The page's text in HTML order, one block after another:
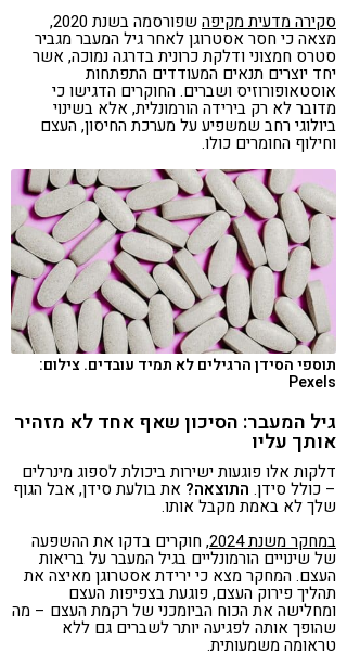
סקירה מדעית מקיפה
שפורסמה בשנת 2020,
מצאה כי חסר אסטרוגן לאחר גיל המעבר מגביר
סטרס חמצוני ודלקת כרונית בדרגה נמוכה, אשר
יחד יוצרים תנאים המעודדים התפתחות
אוסטאופורוזיס ושברים. החוקרים הדגישו כי
מדובר לא רק בירידה הורמונלית, אלא בשינוי
ביולוגי רחב שמשפיע על מערכת החיסון, העצם
וחילוף החומרים כולו.
תוספי הסידן הרגילים לא תמיד עובדים. צילום:
Pexels
גיל המעבר: הסיכון שאף אחד לא מזהיר
אותך עליו
דלקות אלו פוגעות ישירות ביכולת לספוג מינרלים
– כולל סידן. התוצאה? את בולעת סידן, אבל הגוף
שלך לא באמת מקבל אותו.
במחקר משנת 2024
, חוקרים בדקו את ההשפעה
של שינויים הורמונליים בגיל המעבר על בריאות
העצם. המחקר מצא כי ירידת אסטרוגן מאיצה את
תהליך פירוק העצם, פוגעת בצפיפות העצם
ומחלישה את הכוח הביומכני של רקמת העצם – מה
שהופך אותה לפגיעה יותר לשברים גם ללא
טראומה משמעותית.